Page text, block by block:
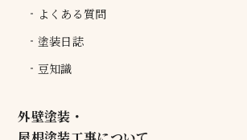
よくある質問
塗装日誌
豆知識
外壁塗装・